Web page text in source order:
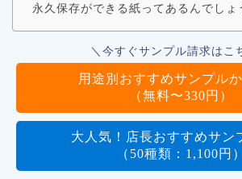
永久保存ができる紙ってあるんでしょ
＼今すぐサンプル請求はこ
用途別おすすめサンプル
（無料〜330円）
大人気！店長おすすめサン
（50種類：1,100円）